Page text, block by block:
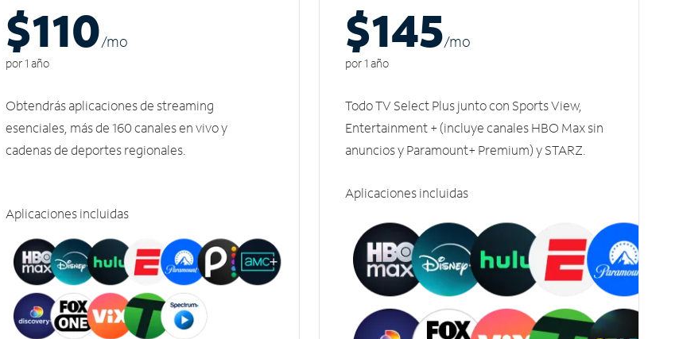
$110/mo
por 1 año
Obtendrás aplicaciones de streaming
esenciales, más de 160 canales en vivo y
cadenas de deportes regionales.
Aplicaciones incluidas
$145/mo
por 1 año
Todo TV Select Plus junto con Sports View,
Entertainment + (incluye canales HBO Max sin
anuncios y Paramount+ Premium) y STARZ.
Aplicaciones incluidas